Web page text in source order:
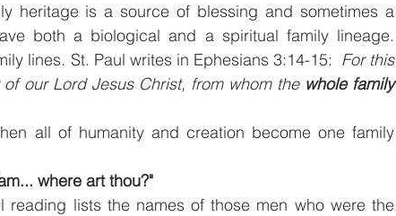
heritage is a source of blessing and sometimes a
both a biological and a spiritual family lineage.
lines. St. Paul writes in Ephesians 3:14-15: For this
our Lord Jesus Christ, from whom the whole family
all of humanity and creation become one family
where art thou?"
reading lists the names of those men who were the